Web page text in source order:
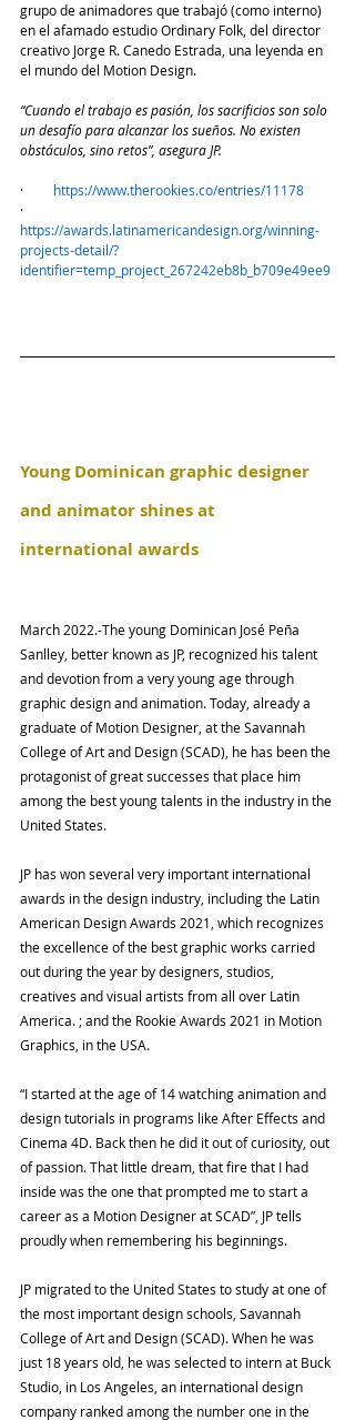
grupo de animadores que trabajó (como interno)
en el afamado estudio Ordinary Folk, del director
creativo Jorge R. Canedo Estrada, una leyenda en
el mundo del Motion Design.
“Cuando el trabajo es pasión, los sacrificios son solo
un desafío para alcanzar los sueños. No existen
obstáculos, sino retos”, asegura JP.
· https://www.therookies.co/entries/11178
·
https://awards.latinamericandesign.org/winning-
projects-detail/?
identifier=temp_project_267242eb8b_b709e49ee9
Young Dominican graphic designer
and animator shines at
international awards
March 2022.-The young Dominican José Peña
Sanlley, better known as JP, recognized his talent
and devotion from a very young age through
graphic design and animation. Today, already a
graduate of Motion Designer, at the Savannah
College of Art and Design (SCAD), he has been the
protagonist of great successes that place him
among the best young talents in the industry in the
United States.
JP has won several very important international
awards in the design industry, including the Latin
American Design Awards 2021, which recognizes
the excellence of the best graphic works carried
out during the year by designers, studios,
creatives and visual artists from all over Latin
America. ; and the Rookie Awards 2021 in Motion
Graphics, in the USA.
“I started at the age of 14 watching animation and
design tutorials in programs like After Effects and
Cinema 4D. Back then he did it out of curiosity, out
of passion. That little dream, that fire that I had
inside was the one that prompted me to start a
career as a Motion Designer at SCAD”, JP tells
proudly when remembering his beginnings.
JP migrated to the United States to study at one of
the most important design schools, Savannah
College of Art and Design (SCAD). When he was
just 18 years old, he was selected to intern at Buck
Studio, in Los Angeles, an international design
company ranked among the number one in the